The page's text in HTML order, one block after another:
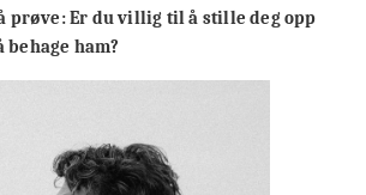
prøve: Er du villig til å stille deg opp
ham?